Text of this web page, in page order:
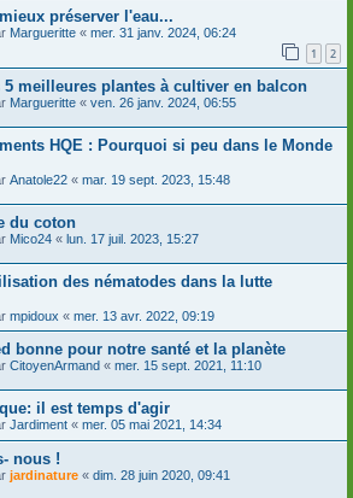
préserver l'eau...
Margueritte « mer. 31 janv. 2024, 06:24
1 2
meilleures plantes à cultiver en balcon
Margueritte « ven. 26 janv. 2024, 06:55
HQE : Pourquoi si peu dans le Monde
Anatole22 « mar. 19 sept. 2023, 15:48
du coton
Mico24 « lun. 17 juil. 2023, 15:27
des nématodes dans la lutte
mpidoux « mer. 13 avr. 2022, 09:19
bonne pour notre santé et la planète
CitoyenArmand « mer. 15 sept. 2021, 11:10
il est temps d'agir
Jardiment « mer. 05 mai 2021, 14:34
nous !
jardinature « dim. 28 juin 2020, 09:41